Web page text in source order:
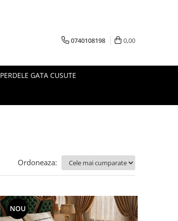
0740108198 0,00
PERDELE GATA CUSUTE
Ordoneaza:
NOU